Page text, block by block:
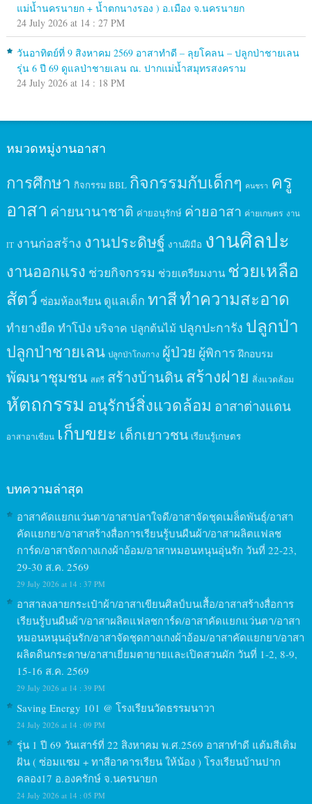
แม่น้ำนครนายก + น้ำตกนางรอง ) อ.เมือง จ.นครนายก
24 July 2026 at 14 : 27 PM
วันอาทิตย์ที่ 9 สิงหาคม 2569 อาสาทำดี – ลุยโคลน – ปลูกป่าชายเลน
รุ่น 6 ปี 69 ดูแลป่าชายเลน ณ. ปากแม่น้ำสมุทรสงคราม
24 July 2026 at 14 : 18 PM
หมวดหมู่งานอาสา
การศึกษา กิจกรรม BBL กิจกรรมกับเด็กๆ คนชรา ครู
อาสา ค่ายนานาชาติ ค่ายอนุรักษ์ ค่ายอาสา ค่ายเกษตร งาน
IT งานก่อสร้าง งานประดิษฐ์ งานฝีมือ งานศิลปะ
งานออกแรง ช่วยกิจกรรม ช่วยเตรียมงาน ช่วยเหลือ
สัตว์ ซ่อมห้องเรียน ดูแลเด็ก ทาสีทำความสะอาด
ทำยางยืด ทำโป่ง บริจาค ปลูกต้นไม้ ปลูกปะการัง ปลูกป่า
ปลูกป่าชายเลน ปลูกป่าโกงกาง ผู้ป่วย ผู้พิการ ฝึกอบรม
พัฒนาชุมชน สตรี สร้างบ้านดินสร้างฝาย สิ่งแวดล้อม
หัตถกรรม อนุรักษ์สิ่งแวดล้อม อาสาต่างแดน
อาสาอาเซียน เก็บขยะ เด็กเยาวชน เรียนรู้เกษตร
บทความล่าสุด
อาสาคัดแยกแว่นตา/อาสาปลาใจดี/อาสาจัดชุดเมล็ดพันธุ์/อาสา
คัดแยกยา/อาสาสร้างสื่อการเรียนรู้บนผืนผ้า/อาสาผลิตแฟลช
การ์ด/อาสาจัดกางเกงผ้าอ้อม/อาสาหมอนหนุนอุ่นรัก วันที่ 22-23,
29-30 ส.ค. 2569
29 July 2026 at 14 : 37 PM
อาสาลงลายกระเป๋าผ้า/อาสาเขียนศิลป์บนเสื้อ/อาสาสร้างสื่อการ
เรียนรู้บนผืนผ้า/อาสาผลิตแฟลชการ์ด/อาสาคัดแยกแว่นตา/อาสา
หมอนหนุนอุ่นรัก/อาสาจัดชุดกางเกงผ้าอ้อม/อาสาคัดแยกยา/อาสา
ผลิตดินกระดาษ/อาสาเยี่ยมตายายและเปิดสวนผัก วันที่ 1-2, 8-9,
15-16 ส.ค. 2569
29 July 2026 at 14 : 39 PM
Saving Energy 101 @ โรงเรียนวัดธรรมนาวา
24 July 2026 at 14 : 09 PM
รุ่น 1 ปี 69 วันเสาร์ที่ 22 สิงหาคม พ.ศ.2569 อาสาทำดี แต้มสีเติม
ฝัน ( ซ่อมแซม + ทาสีอาคารเรียน ให้น้อง ) โรงเรียนบ้านปาก
คลอง17 อ.องครักษ์ จ.นครนายก
24 July 2026 at 14 : 05 PM